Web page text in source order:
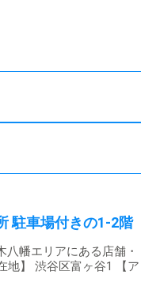
駐車場付きの1-2階
幡エリアにある店舗・
地】 渋谷区富ヶ谷1 【ア